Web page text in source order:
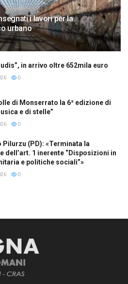
i lavori per la
urbano
in arrivo oltre 652mila euro
0
di Monserrato la 6ª edizione di
e di stelle”
0
Pilurzu (PD): «Terminata la
dell’art. 1 inerente “Disposizioni in
e politiche sociali”»
0